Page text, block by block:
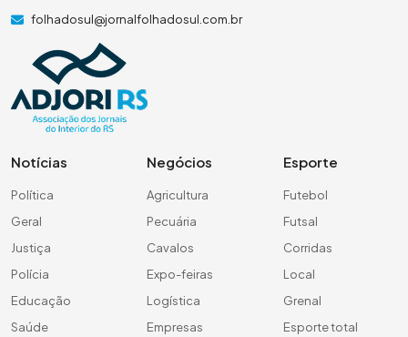
folhadosul@jornalfolhadosul.com.br
Notícias
Política
Geral
Justiça
Polícia
Educação
Saúde
Negócios
Agricultura
Pecuária
Cavalos
Expo-feiras
Logística
Empresas
Esporte
Futebol
Futsal
Corridas
Local
Grenal
Esporte total